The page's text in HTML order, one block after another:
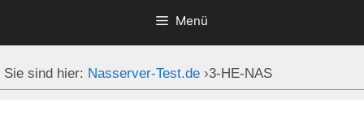
Menü
Sie sind hier: Nasserver-Test.de ›3-HE-NAS